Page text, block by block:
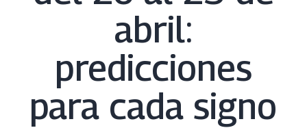
abril:
predicciones
para cada signo